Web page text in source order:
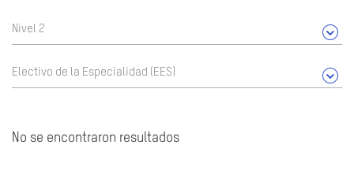
Nivel 2
Electivo de la Especialidad (EES)
No se encontraron resultados